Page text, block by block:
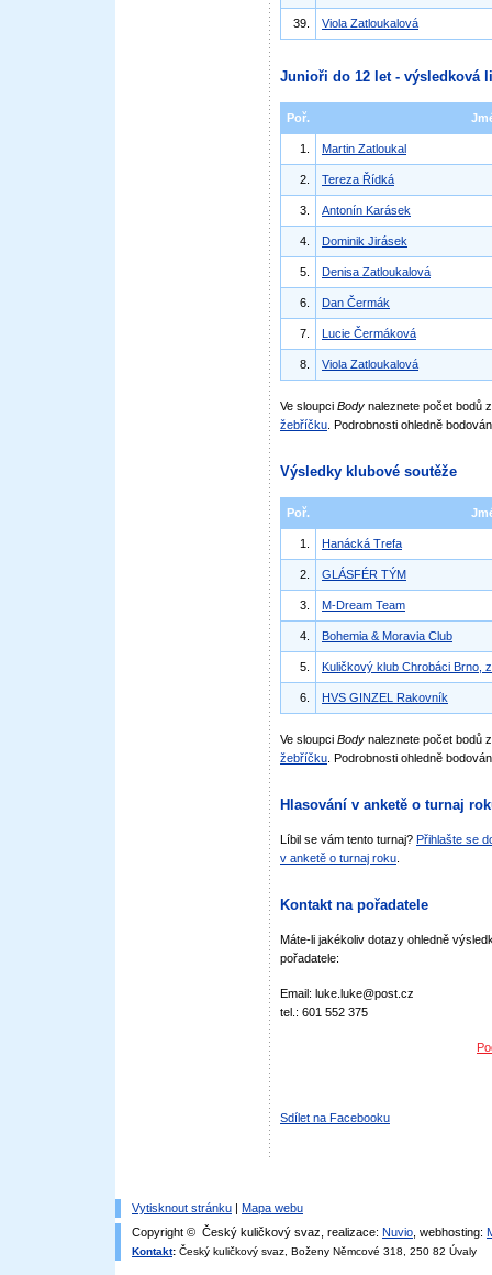
39. Viola Zatloukalová
Junioři do 12 let - výsledková
Poř.
1. Martin Zatloukal
2. Tereza Řídká
3. Antonín Karásek
4. Dominik Jirásek
5. Denisa Zatloukalová
6. Dan Čermák
7. Lucie Čermáková
8. Viola Zatloukalová
Ve sloupci Body naleznete počet bodů
žebříčku . Podrobnosti ohledně
Výsledky klubové soutěže
Poř.
1. Hanácká Trefa
2. GLÁSFÉR TÝM
3. M-Dream Team
4. Bohemia & Moravia Club
5. Kuličkový klub Chrobáci Brno,
6. HVS GINZEL Rakovník
Ve sloupci Body naleznete počet bodů
žebříčku . Podrobnosti ohledně
Hlasování v anketě o turnaj
Líbil se vám tento turnaj? Přihlašte se
v anketě o turnaj roku
Kontakt na pořadatele
Máte-li jakékoliv dotazy ohledně
pořadatele:
Email: luke.luke@post.cz
tel.: 601 552 375
Sdílet na Facebooku
Vytisknout stránku | Mapa webu
Copyright © Český kuličkový svaz, realizace: Nuvio , webhosting:
Kontakt: Český kuličkový svaz, Boženy Němcové 318, 250 82 Úvaly